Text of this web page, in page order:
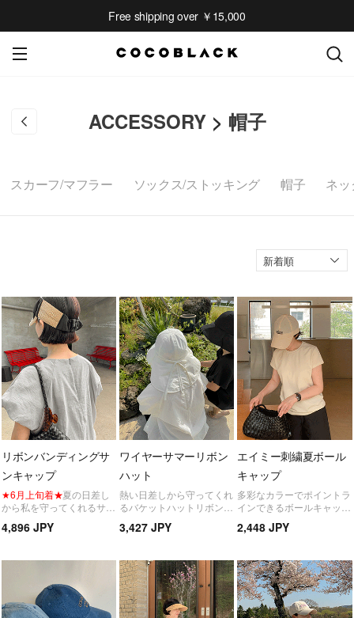
Free shipping over ￥15,000
ACCESSORY> 帽子
スカーフ/マフラー ソックス/ストッキング 帽子 ネ
リボンバンディングサ
ンキャップ
★6月上旬着★夏の日差し
から私を守ってくれるサン
キャップリボンディテール
で一気に女性らしい雰囲気
4,896 JPY
ワイヤーサマーリボン
ハット
熱い日差しから守ってくれ
るバケットハットリボンデ
ィテールで後ろ姿まで女性
らしい雰囲気水シーン♡
3,427 JPY
エイミー刺繍夏ボール
キャップ
多彩なカラーでポイントラ
インできるボールキャップ
楽な着心地でデイリーに着
用できますよ！
2,448 JPY